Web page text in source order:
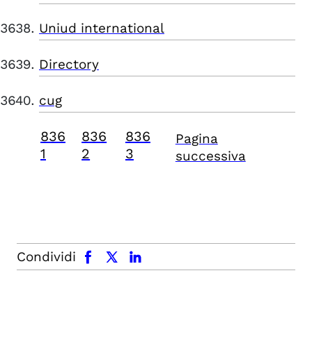
Uniud international
Directory
cug
836
1
836
2
836
3
Pagina
successiva
Condividi
facebook x.com linkedin